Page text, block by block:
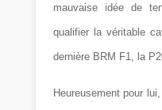
mauvaise idée de
qualifier la véritable
dernière BRM F1, la
Heureusement pour